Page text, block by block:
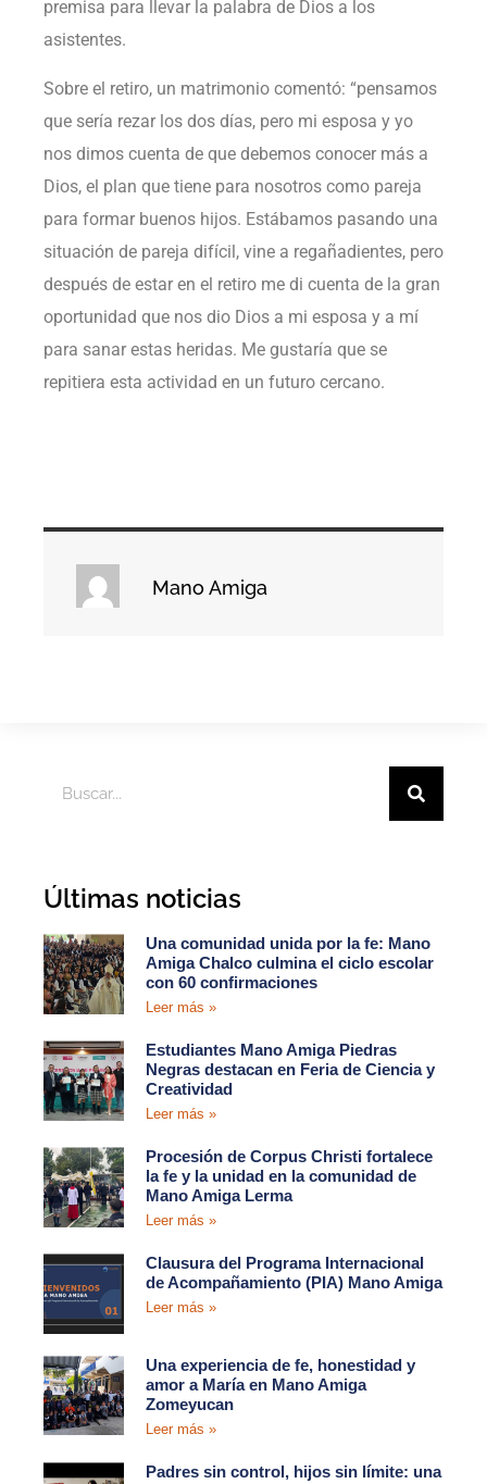
premisa para llevar la palabra de Dios a los
asistentes.
Sobre el retiro, un matrimonio comentó: “pensamos
que sería rezar los dos días, pero mi esposa y yo
nos dimos cuenta de que debemos conocer más a
Dios, el plan que tiene para nosotros como pareja
para formar buenos hijos. Estábamos pasando una
situación de pareja difícil, vine a regañadientes, pero
después de estar en el retiro me di cuenta de la gran
oportunidad que nos dio Dios a mi esposa y a mí
para sanar estas heridas. Me gustaría que se
repitiera esta actividad en un futuro cercano.
Mano Amiga
Últimas noticias
Una comunidad unida por la fe: Mano
Amiga Chalco culmina el ciclo escolar
con 60 confirmaciones
Leer más »
Estudiantes Mano Amiga Piedras
Negras destacan en Feria de Ciencia y
Creatividad
Leer más »
Procesión de Corpus Christi fortalece
la fe y la unidad en la comunidad de
Mano Amiga Lerma
Leer más »
Clausura del Programa Internacional
de Acompañamiento (PIA) Mano Amiga
Leer más »
Una experiencia de fe, honestidad y
amor a María en Mano Amiga
Zomeyucan
Leer más »
Padres sin control, hijos sin límite: una